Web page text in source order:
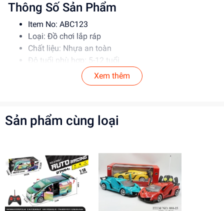
Thông Số Sản Phẩm
Item No: ABC123
Loại: Đồ chơi lắp ráp
Chất liệu: Nhựa an toàn
Độ tuổi phù hợp: 5-12 tuổi
Hướng Dẫn Sử Dụng
Giám sát trẻ khi chơi để đảm bảo an toàn
Phát triển tư duy, sáng tạo
Rèn luyện kỹ năng giải quyết vấn đề
Tăng cường khả năng phối hợp tay mắt
Mua ngay đồ chơi lắp ráp tại dochoitinphat.com
Xem thêm
Sản phẩm cùng loại